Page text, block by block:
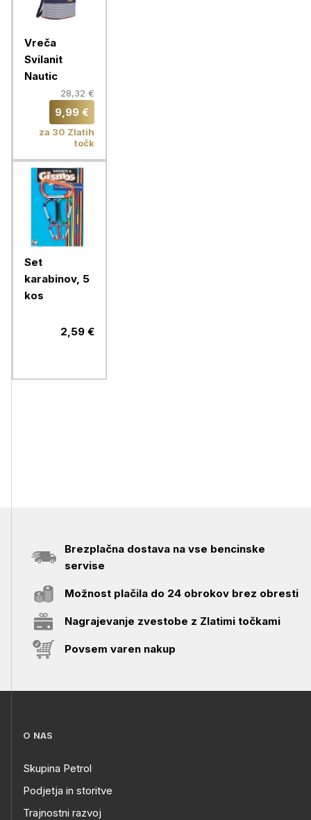
Vreča
Svilanit
Nautic
28,32 €
9,99 €
za 30 Zlatih
točk
Set
karabinov, 5
kos
2,59 €
Brezplačna dostava na vse bencinske
servise
Možnost plačila do 24 obrokov brez obresti
Nagrajevanje zvestobe z Zlatimi točkami
Povsem varen nakup
O NAS
Skupina Petrol
Podjetja in storitve
Trajnostni razvoj